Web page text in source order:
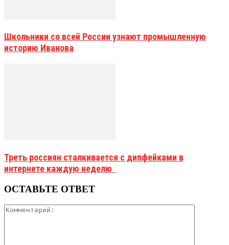
Школьники со всей России узнают промышленную
историю Иванова
Треть россиян сталкивается с дипфейками в
интернете каждую неделю
ОСТАВЬТЕ ОТВЕТ